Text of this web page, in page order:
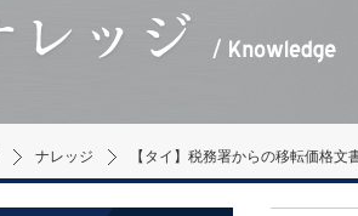
ナレッジ 【タイ】税務署からの移転価格